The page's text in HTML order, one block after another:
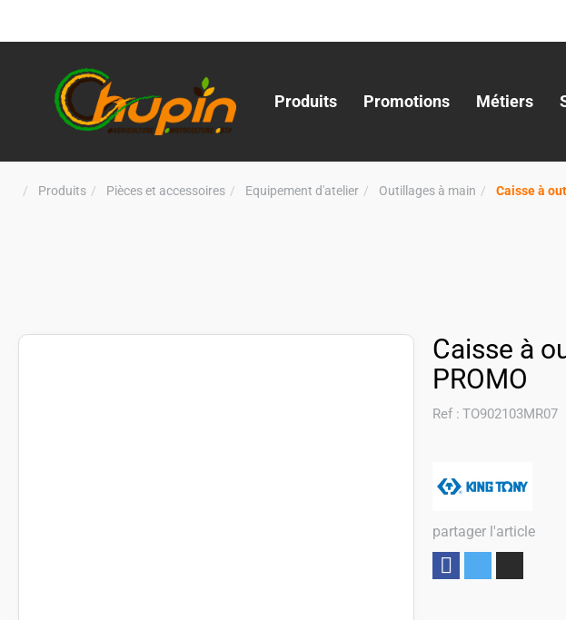
Produits Promotions Métiers
Produits Pièces et accessoires Equipement d'atelier Outillages à main Caisse à
Caisse à
PROMO
Ref : TO902103MR07
partager l'article